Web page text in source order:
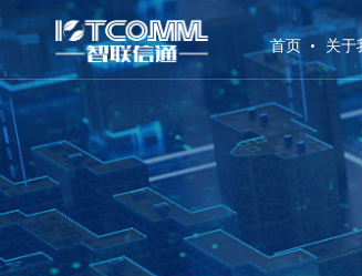
首页
(current)
关于